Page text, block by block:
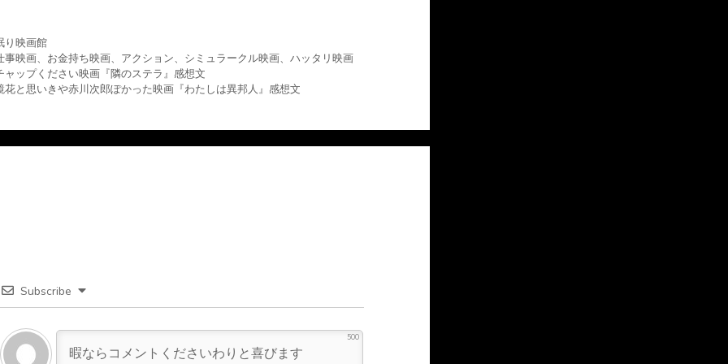
り映画館
事映画、 お金持ち映画、 アクション、 シミュラークル映画、 ハッタリ映画
ャップください映画『隣のステラ』感想文
花と思いきや赤川次郎ぽかった映画『わたしは異邦人』感想文
Subscribe
500